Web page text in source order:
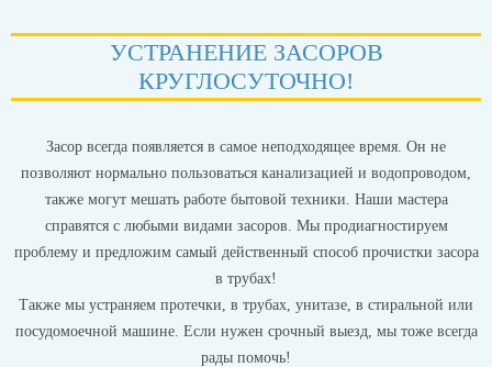
УСТРАНЕНИЕ ЗАСОРОВ
КРУГЛОСУТОЧНО!
Засор всегда появляется в самое неподходящее время. Он не
позволяют нормально пользоваться канализацией и водопроводом,
также могут мешать работе бытовой техники. Наши мастера
справятся с любыми видами засоров. Мы продиагностируем
проблему и предложим самый действенный способ прочистки засора
в трубах!
Также мы устраняем протечки, в трубах, унитазе, в стиральной или
посудомоечной машине. Если нужен срочный выезд, мы тоже всегда
рады помочь!